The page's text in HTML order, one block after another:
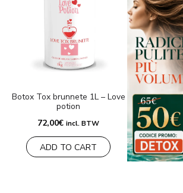
Botox Tox brunnete 1L – Love
potion
72,00€ incl. BTW
ADD TO CART